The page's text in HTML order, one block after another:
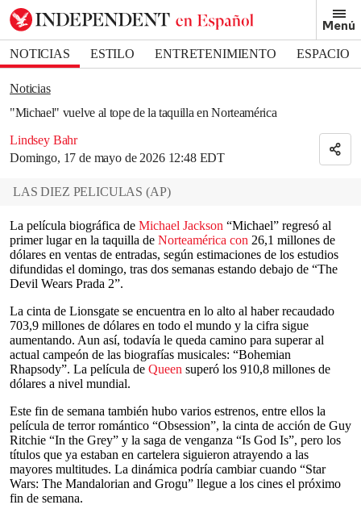
Menú
NOTICIAS ESTILO ENTRETENIMIENTO
ESPACIO
DEPORTES
Noticias
"Michael" vuelve al tope de la taquilla en Norteamérica
Lindsey Bahr
Domingo, 17 de mayo de 2026 12:48 EDT
Bookmark popover
Removed from bookmarks
Close popover
LAS DIEZ PELICULAS (AP)
La película biográfica de Michael Jackson “Michael” regresó al
primer lugar en la taquilla de Norteamérica con 26,1 millones de
dólares en ventas de entradas, según estimaciones de los estudios
difundidas el domingo, tras dos semanas estando debajo de “The
Devil Wears Prada 2”.
La cinta de Lionsgate se encuentra en lo alto al haber recaudado
703,9 millones de dólares en todo el mundo y la cifra sigue
aumentando. Aun así, todavía le queda camino para superar al
actual campeón de las biografías musicales: “Bohemian
Rhapsody”. La película de Queen superó los 910,8 millones de
dólares a nivel mundial.
Este fin de semana también hubo varios estrenos, entre ellos la
película de terror romántico “Obsession”, la cinta de acción de Guy
Ritchie “In the Grey” y la saga de venganza “Is God Is”, pero los
títulos que ya estaban en cartelera siguieron atrayendo a las
mayores multitudes. La dinámica podría cambiar cuando “Star
Wars: The Mandalorian and Grogu” llegue a los cines el próximo
fin de semana.